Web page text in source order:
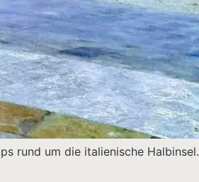
rund um die italienische Halbinsel.